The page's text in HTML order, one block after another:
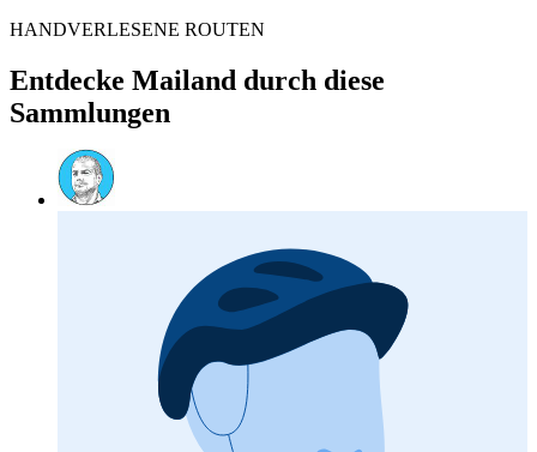
HANDVERLESENE ROUTEN
Entdecke Mailand durch diese
Sammlungen